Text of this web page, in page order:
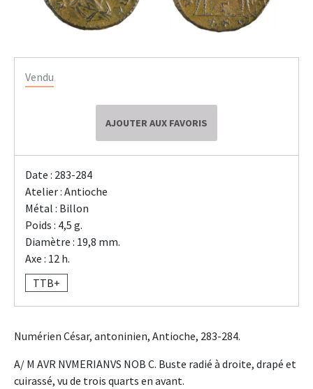
Vendu
AJOUTER AUX FAVORIS
Date : 283-284
Atelier : Antioche
Métal : Billon
Poids : 4,5 g.
Diamètre : 19,8 mm.
Axe : 12 h.
TTB+
Numérien César, antoninien, Antioche, 283-284.
A/ M AVR NVMERIANVS NOB C. Buste radié à droite, drapé et
cuirassé, vu de trois quarts en avant.